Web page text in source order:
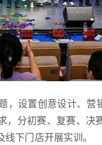
，设置创意设计、营
分初赛、复赛、决
下门店开展实训。